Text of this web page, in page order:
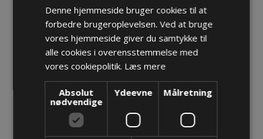
Varenr.: PF LEX 220VA/316L HTS
Producent: Pflitsch GmbH & Co. KG
Opret konto for at se priser
KØB
Denne hjemmeside bruger cookies til at
forbedre brugeroplevelsen. Ved at bruge
vores hjemmeside giver du samtykke til
alle cookies i overensstemmelse med
vores cookiepolitik. Læs mere
Absolut
nødvendige
Ydeevne Målretning